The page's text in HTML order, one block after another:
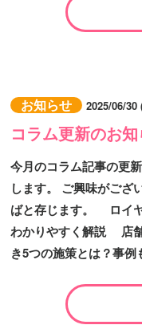
お知らせ 2025/06/30
コラム更新のお
今月のコラム記事の更
します。 ご興味がござ
ばと存じます。 ロイ
わかりやすく解説 店
き5つの施策とは？事例